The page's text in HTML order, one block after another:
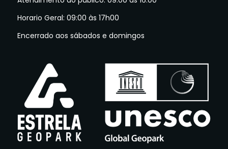
Horario Geral: 09:00 às 17h00
Encerrado aos sábados e domingos